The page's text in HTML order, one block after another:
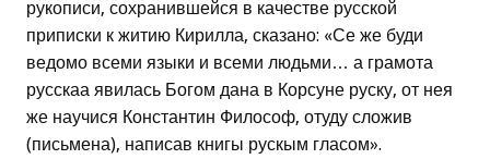
рукописи, сохранившейся в качестве русской
приписки к житию Кирилла, сказано: «Се же буди
ведомо всеми языки и всеми людьми… а грамота
русскаа явилась Богом дана в Корсуне руску, от нея
же научися Константин Философ, отуду сложив
(письмена), написав книгы рускым гласом».